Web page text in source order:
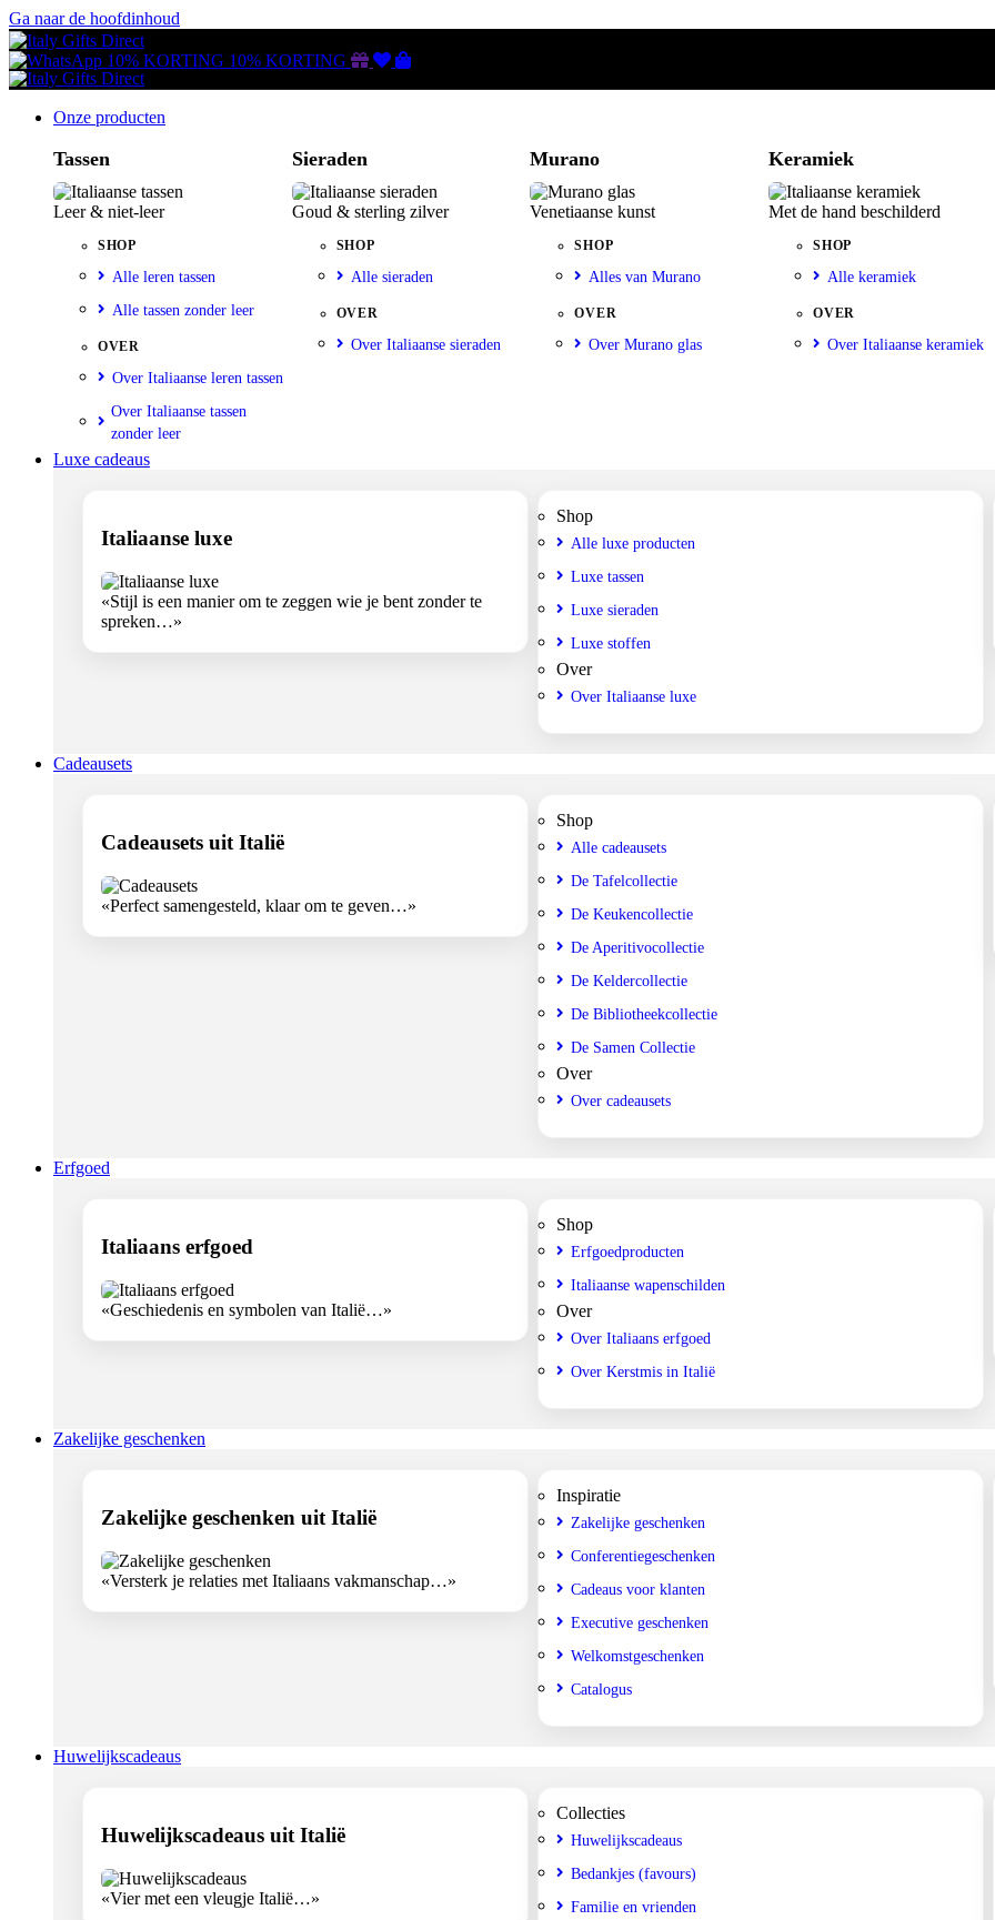
Ga naar de hoofdinhoud
10% KORTING 10% KORTING Gutscheine
Wunschliste
Warenkorb
Onze producten
Tassen
Leer & niet-leer
SHOP
Alle leren tassen
Alle tassen zonder leer
OVER
Over Italiaanse leren tassen
Over Italiaanse tassen
zonder leer
Sieraden
Goud & sterling zilver
SHOP
Alle sieraden
OVER
Over Italiaanse sieraden
Murano
Venetiaanse kunst
SHOP
Alles van Murano
OVER
Over Murano glas
Keramiek
Met de hand beschilderd
SHOP
Alle keramiek
OVER
Over Italiaanse keramiek
Luxe cadeaus
Italiaanse luxe
«Stijl is een manier om te zeggen wie je bent zonder te
spreken…»
Shop
Alle luxe producten
Luxe tassen
Luxe sieraden
Luxe stoffen
Over
Over Italiaanse luxe
Cadeausets
Cadeausets uit Italië
«Perfect samengesteld, klaar om te geven…»
Shop
Alle cadeausets
De Tafelcollectie
De Keukencollectie
De Aperitivocollectie
De Keldercollectie
De Bibliotheekcollectie
De Samen Collectie
Over
Over cadeausets
Erfgoed
Italiaans erfgoed
«Geschiedenis en symbolen van Italië…»
Shop
Erfgoedproducten
Italiaanse wapenschilden
Over
Over Italiaans erfgoed
Over Kerstmis in Italië
Zakelijke geschenken
Zakelijke geschenken uit Italië
«Versterk je relaties met Italiaans vakmanschap…»
Inspiratie
Zakelijke geschenken
Conferentiegeschenken
Cadeaus voor klanten
Executive geschenken
Welkomstgeschenken
Catalogus
Huwelijkscadeaus
Huwelijkscadeaus uit Italië
«Vier met een vleugje Italië…»
Collecties
Huwelijkscadeaus
Bedankjes (favours)
Familie en vrienden